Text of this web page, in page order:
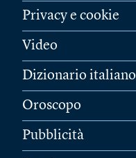
Privacy e cookie
Video
Dizionario italiano
Oroscopo
Pubblicità